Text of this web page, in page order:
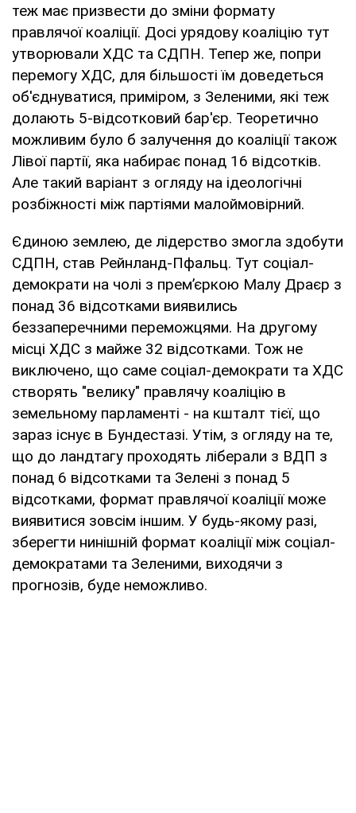
теж має призвести до зміни формату
правлячої коаліції. Досі урядову коаліцію тут
утворювали ХДС та СДПН. Тепер же, попри
перемогу ХДС, для більшості їм доведеться
об'єднуватися, приміром, з Зеленими, які теж
долають 5-відсотковий бар'єр. Теоретично
можливим було б залучення до коаліції також
Лівої партії, яка набирає понад 16 відсотків.
Але такий варіант з огляду на ідеологічні
розбіжності між партіями малоймовірний.
Єдиною землею, де лідерство змогла здобути
СДПН, став Рейнланд-Пфальц. Тут соціал-
демократи на чолі з прем’єркою Малу Драєр з
понад 36 відсотками виявились
беззаперечними переможцями. На другому
місці ХДС з майже 32 відсотками. Тож не
виключено, що саме соціал-демократи та ХДС
створять "велику" правлячу коаліцію в
земельному парламенті - на кшталт тієї, що
зараз існує в Бундестазі. Утім, з огляду на те,
що до ландтагу проходять ліберали з ВДП з
понад 6 відсотками та Зелені з понад 5
відсотками, формат правлячої коаліції може
виявитися зовсім іншим. У будь-якому разі,
зберегти нинішній формат коаліції між соціал-
демократами та Зеленими, виходячи з
прогнозів, буде неможливо.